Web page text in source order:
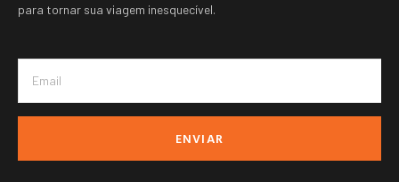
para tornar sua viagem inesquecível.
ENVIAR